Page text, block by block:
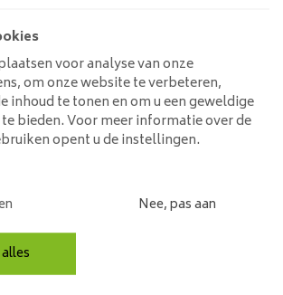
gevonden!...
voor analyse van onze
om onze website te verbeteren,
inhoud te tonen en om u een geweldige
bieden. Voor meer informatie over de
opent u de instellingen.
Nee, pas aan